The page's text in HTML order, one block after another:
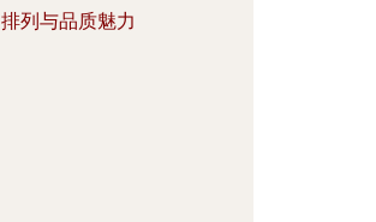
排列与品质魅力